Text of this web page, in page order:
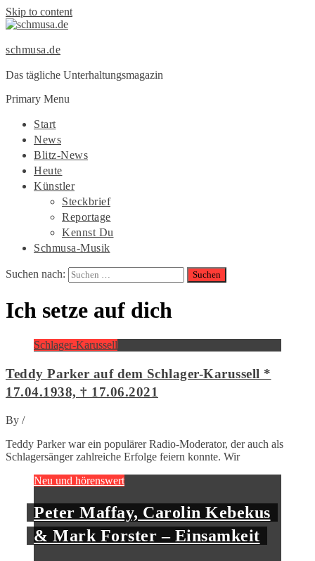
Skip to content
schmusa.de
Das tägliche Unterhaltungsmagazin
Primary Menu
Start
News
Blitz-News
Heute
Künstler
Steckbrief
Reportage
Kennst Du
Schmusa-Musik
Suchen nach:
Ich setze auf dich
Schlager-Karussell
Teddy Parker auf dem Schlager-Karussell *
17.04.1938, † 17.06.2021
By /
Teddy Parker war ein populärer Radio-Moderator, der auch als
Schlagersänger zahlreiche Erfolge feiern konnte. Wir
Neu und hörenswert
Peter Maffay, Carolin Kebekus
& Mark Forster – Einsamkeit